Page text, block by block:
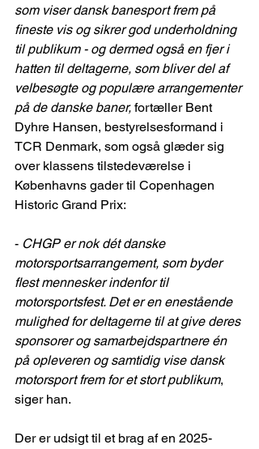
som viser dansk banesport frem på
fineste vis og sikrer god underholdning
til publikum - og dermed også en fjer i
hatten til deltagerne, som bliver del af
velbesøgte og populære arrangementer
på de danske baner, fortæller Bent
Dyhre Hansen, bestyrelsesformand i
TCR Denmark, som også glæder sig
over klassens tilstedeværelse i
Københavns gader til Copenhagen
Historic Grand Prix:
- CHGP er nok dét danske
motorsportsarrangement, som byder
flest mennesker indenfor til
motorsportsfest. Det er en enestående
mulighed for deltagerne til at give deres
sponsorer og samarbejdspartnere én
på opleveren og samtidig vise dansk
motorsport frem for et stort publikum,
siger han.
Der er udsigt til et brag af en 2025-